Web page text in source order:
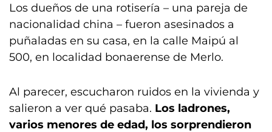
Los dueños de una rotisería – una pareja de
nacionalidad china – fueron asesinados a
puñaladas en su casa, en la calle Maipú al
500, en localidad bonaerense de Merlo.
Al parecer, escucharon ruidos en la vivienda y
salieron a ver qué pasaba. Los ladrones,
varios menores de edad, los sorprendieron